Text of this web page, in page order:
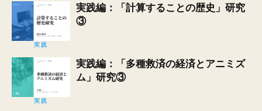
実践
実践編：「計算することの歴史」研究
③
実践
実践編：「多種救済の経済とアニミズ
ム」研究③